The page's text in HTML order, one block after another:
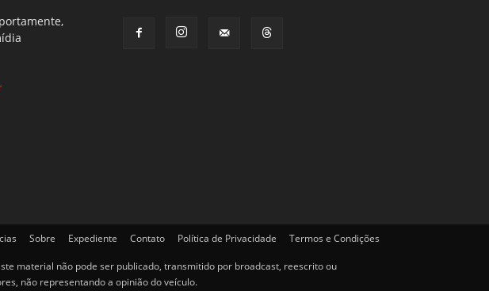
Sobre Expediente Contato Política de Privacidade Termos e Condições
material não pode ser publicado, transmitido por broadcast, reescrito ou
não representando a opinião do veículo.